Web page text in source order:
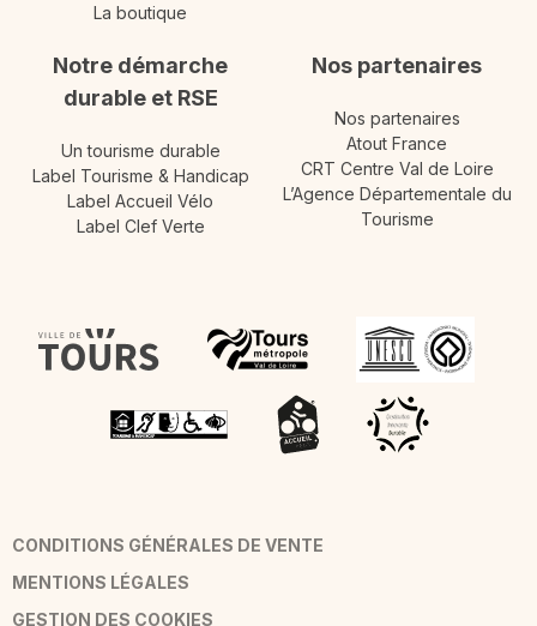
La boutique
Notre démarche
durable et RSE
Un tourisme durable
Label Tourisme & Handicap
Label Accueil Vélo
Label Clef Verte
Nos partenaires
Nos partenaires
Atout France
CRT Centre Val de Loire
L’Agence Départementale du
Tourisme
CONDITIONS GÉNÉRALES DE VENTE
MENTIONS LÉGALES
GESTION DES COOKIES